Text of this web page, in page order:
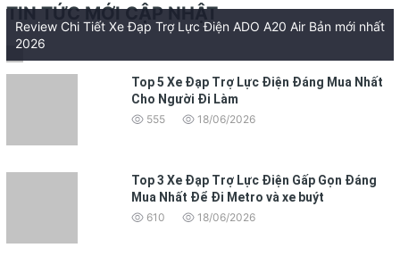
TIN TỨC MỚI CẬP NHẬT
Review Chi Tiết Xe Đạp Trợ Lực Điện ADO A20 Air Bản mới nhất
2026
Top 5 Xe Đạp Trợ Lực Điện Đáng Mua Nhất
Cho Người Đi Làm
555 18/06/2026
Top 3 Xe Đạp Trợ Lực Điện Gấp Gọn Đáng
Mua Nhất Để Đi Metro và xe buýt
610 18/06/2026